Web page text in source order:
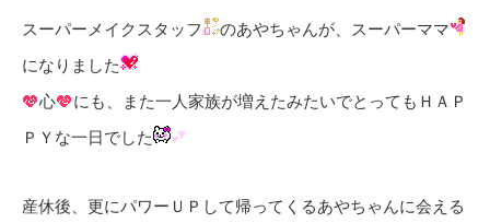
スーパーメイクスタッフ
のあやちゃんが、スーパーママ
になりました
心
にも、また一人家族が増えたみたいでとってもＨＡＰ
ＰＹな一日でした
産休後、更にパワーＵＰして帰ってくるあやちゃんに会える